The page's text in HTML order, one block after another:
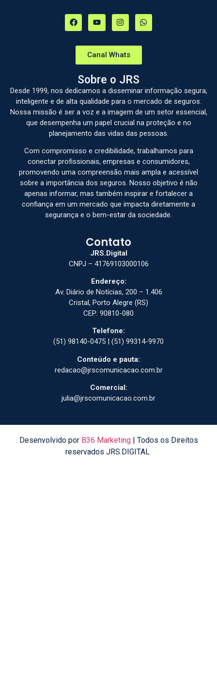
Canal Whats
Sobre o JRS
Desde 1999, nos dedicamos a disseminar informação segura,
inteligente e de alta qualidade para o mercado de seguros.
Nossa missão é ser a voz e a imagem de um setor essencial,
que desempenha um papel crucial na proteção e no
planejamento das vidas das pessoas.
Com compromisso e credibilidade, trabalhamos para
conectar profissionais, empresas e consumidores,
promovendo uma compreensão mais ampla e acessível
sobre a importância dos seguros. Nosso objetivo é não
apenas informar, mas também inspirar e fortalecer a
confiança em um mercado que impacta diretamente a
segurança e o bem-estar da sociedade.
Contato
JRS.Digital
CNPJ – 41769103000106
Endereço:
Av. Diário de Notícias, 200 – 1.406
Cristal, Porto Alegre (RS)
CEP: 90810-080
Telefone:
(51) 98140-0475 | (51) 99314-9970
Conteúdo e pauta:
redacao@jrscomunicacao.com.br
Comercial:
julia@jrscomunicacao.com.br
Desenvolvido por B36 Marketing| Todos os Direitos
reservados JRS.DIGITAL